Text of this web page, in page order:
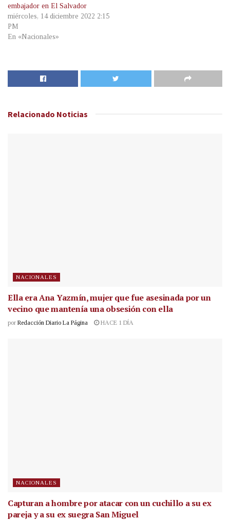
embajador en El Salvador
miércoles, 14 diciembre 2022 2:15
PM
En «Nacionales»
Relacionado Noticias
NACIONALES
Ella era Ana Yazmín, mujer que fue asesinada por un
vecino que mantenía una obsesión con ella
por Redacción Diario La Página HACE 1 DÍA
NACIONALES
Capturan a hombre por atacar con un cuchillo a su ex
pareja y a su ex suegra San Miguel